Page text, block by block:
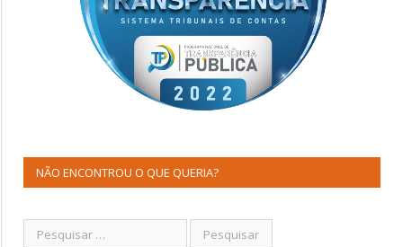
NÃO ENCONTROU O QUE QUERIA?